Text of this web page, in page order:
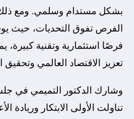
بشكل مستدام وسلمي. ومع
الفرص تفوق التحديات، حيث
فرصًا استثمارية وتقنية
تعزيز الاقتصاد العالمي وتحقيق
وشارك الدكتور التميمي في
تناولت الأولى الابتكار وريادة